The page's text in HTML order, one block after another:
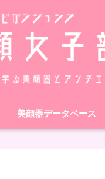
美顔器データベース